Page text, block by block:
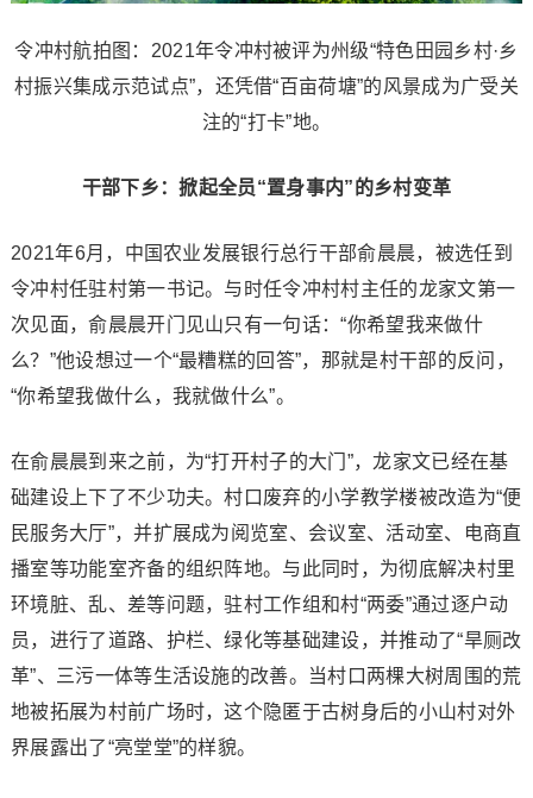
令冲村航拍图：2021年令冲村被评为州级“特色田园乡村·乡
村振兴集成示范试点”，还凭借“百亩荷塘”的风景成为广受关
注的“打卡”地。
干部下乡：掀起全员“置身事内”的乡村变革
2021年6月，中国农业发展银行总行干部俞晨晨，被选任到
令冲村任驻村第一书记。与时任令冲村村主任的龙家文第一
次见面，俞晨晨开门见山只有一句话：“你希望我来做什
么？”他设想过一个“最糟糕的回答”，那就是村干部的反问，
“你希望我做什么，我就做什么”。
在俞晨晨到来之前，为“打开村子的大门”，龙家文已经在基
础建设上下了不少功夫。村口废弃的小学教学楼被改造为“便
民服务大厅”，并扩展成为阅览室、会议室、活动室、电商直
播室等功能室齐备的组织阵地。与此同时，为彻底解决村里
环境脏、乱、差等问题，驻村工作组和村“两委”通过逐户动
员，进行了道路、护栏、绿化等基础建设，并推动了“旱厕改
革”、三污一体等生活设施的改善。当村口两棵大树周围的荒
地被拓展为村前广场时，这个隐匿于古树身后的小山村对外
界展露出了“亮堂堂”的样貌。